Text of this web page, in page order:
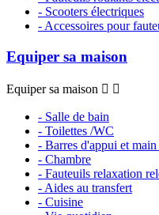
- Scooters électriques
- Accessoires pour
Equiper sa maison
Equiper sa maison  
- Salle de bain
- Toilettes /WC
- Barres d'appui et
- Chambre
- Fauteuils relaxation
- Aides au transfert
- Cuisine